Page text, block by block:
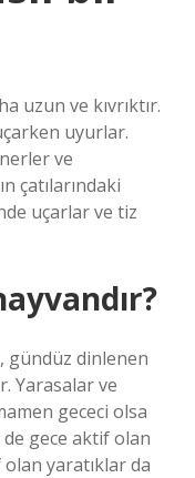
uzun ve kıvrıktır.
uyurlar.
ve
çatılarındaki
uçarlar ve tiz
gündüz dinlenen
Yarasalar ve
gececi olsa
gece aktif olan
yaratıklar da